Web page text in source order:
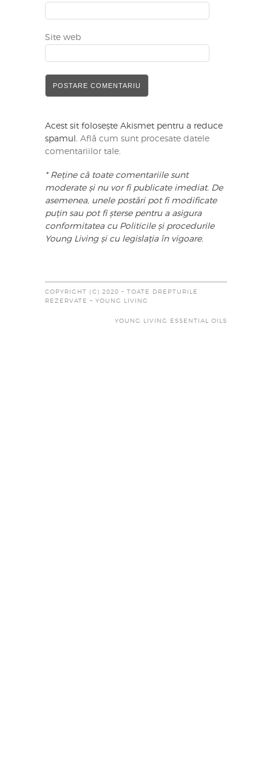
Site web
Acest sit folosește Akismet pentru a reduce
spamul. Află cum sunt procesate datele
comentariilor tale
* Reține că toate comentariile sunt
moderate și nu vor fi publicate imediat. De
asemenea, unele postări pot fi modificate
puțin sau pot fi șterse pentru a asigura
conformitatea cu Politicile și procedurile
Young Living și cu legislația în vigoare.
COPYRIGHT (C) 2020 – TOATE DREPTURILE
REZERVATE – YOUNG LIVING
YOUNG LIVING ESSENTIAL OILS